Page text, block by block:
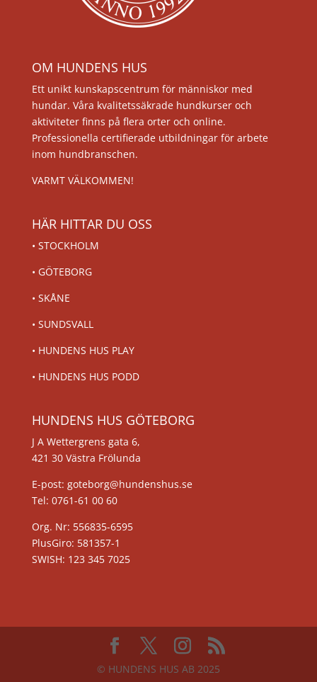
OM HUNDENS HUS
Ett unikt kunskapscentrum för människor med
hundar. Våra kvalitetssäkrade hundkurser och
aktiviteter finns på flera orter och online.
Professionella certifierade utbildningar för arbete
inom hundbranschen.
VARMT VÄLKOMMEN!
HÄR HITTAR DU OSS
• STOCKHOLM
• GÖTEBORG
• SKÅNE
• SUNDSVALL
• HUNDENS HUS PLAY
• HUNDENS HUS PODD
HUNDENS HUS GÖTEBORG
J A Wettergrens gata 6,
421 30 Västra Frölunda
E-post: goteborg@hundenshus.se
Tel: 0761-61 00 60
Org. Nr: 556835-6595
PlusGiro: 581357-1
SWISH: 123 345 7025
© HUNDENS HUS AB 2025